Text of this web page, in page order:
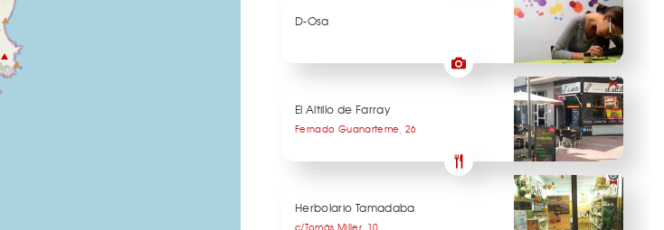
D-Osa
El Altillo de Farray
Fernado Guanarteme, 26
Herbolario Tamadaba
c/Tomás Miller, 10